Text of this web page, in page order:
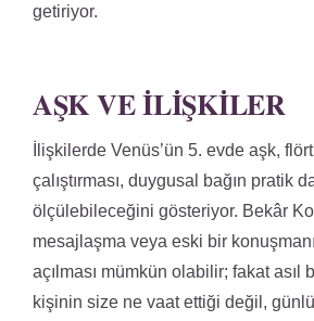
getiriyor.
AŞK VE İLIŞKILER
İlişkilerde Venüs’ün 5. evde aşk,
çalıştırması, duygusal bağın pratik
ölçülebileceğini gösteriyor. Bekâr
mesajlaşma veya eski bir
açılması mümkün olabilir; fakat asıl
kişinin size ne vaat ettiği değil,